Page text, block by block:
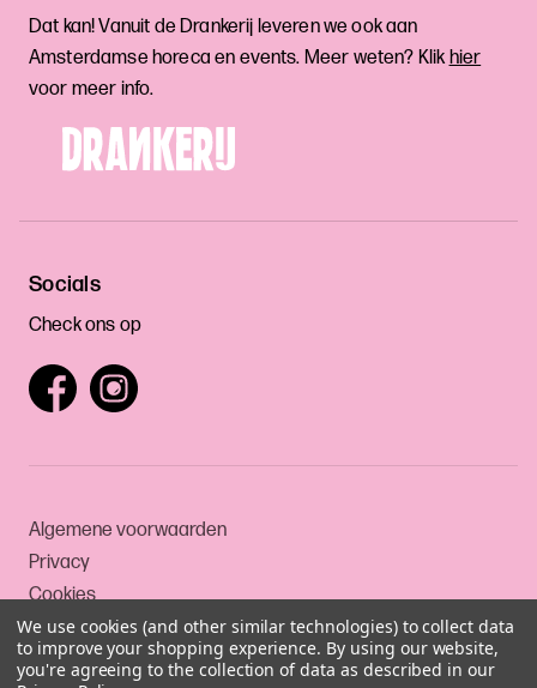
Dat kan! Vanuit de Drankerij leveren we ook aan
Amsterdamse horeca en events. Meer weten? Klikhier
voor meer info.
Socials
Check ons op
Algemene voorwaarden
Privacy
Cookies
We use cookies (and other similar technologies) to collect data
to improve your shopping experience. By using our website,
you're agreeing to the collection of data as described in our